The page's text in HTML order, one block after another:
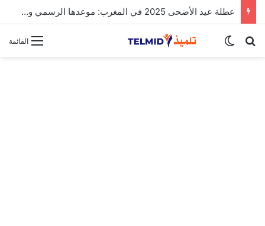
عطلة عيد الأضحى 2025 في المغرب: موعدها الرسمي وتفاصيل الإجازة
القائمة بحث عنالوضع المظلم